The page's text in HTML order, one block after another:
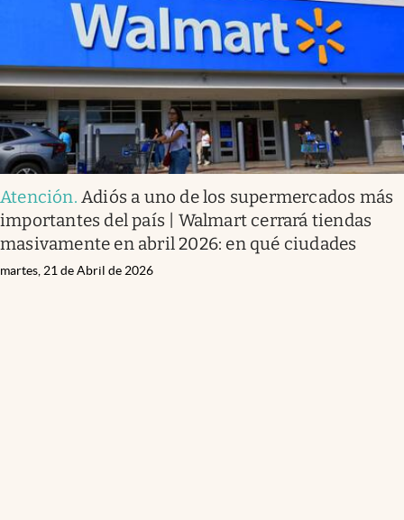
Atención.Adiós a uno de los supermercados más
importantes del país | Walmart cerrará tiendas
masivamente en abril 2026: en qué ciudades
martes, 21 de Abril de 2026